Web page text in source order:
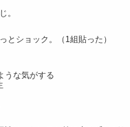
。
とショック。（1組貼った）
うな気がする